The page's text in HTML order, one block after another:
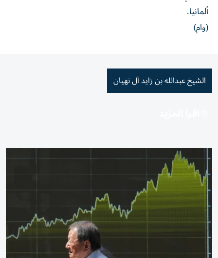
ألمانيا.
(وام)
الشيخ عبدالله بن زايد آل نهيان